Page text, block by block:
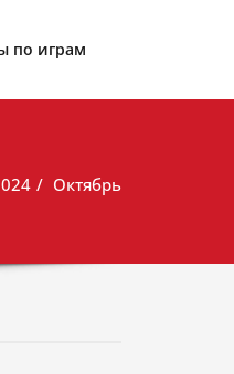
по играм
Октябрь